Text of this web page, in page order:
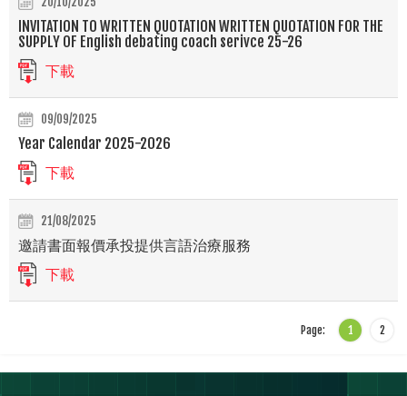
INVITATION TO WRITTEN QUOTATION WRITTEN QUOTATION FOR THE
SUPPLY OF English debating coach serivce 25-26
下載
09/09/2025
Year Calendar 2025-2026
下載
21/08/2025
邀請書面報價承投提供言語治療服務
下載
Page: 1 2